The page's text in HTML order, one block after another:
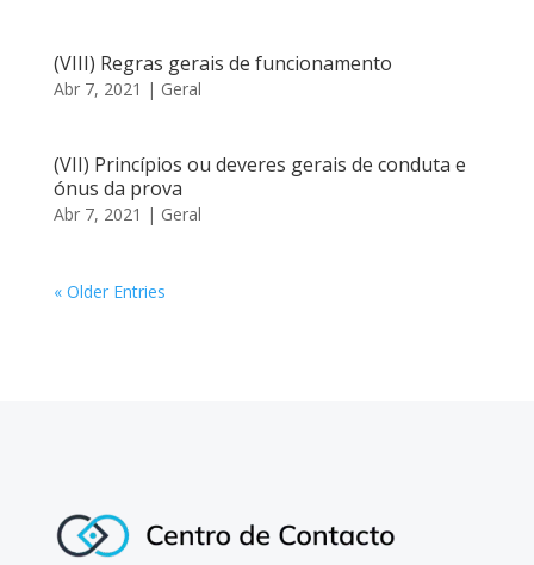
(VIII) Regras gerais de funcionamento
Abr 7, 2021 | Geral
(VII) Princípios ou deveres gerais de conduta e
ónus da prova
Abr 7, 2021 | Geral
« Older Entries